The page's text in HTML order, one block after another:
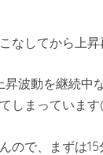
なしてから上
波動を継続中
しまっています
ので、まずは